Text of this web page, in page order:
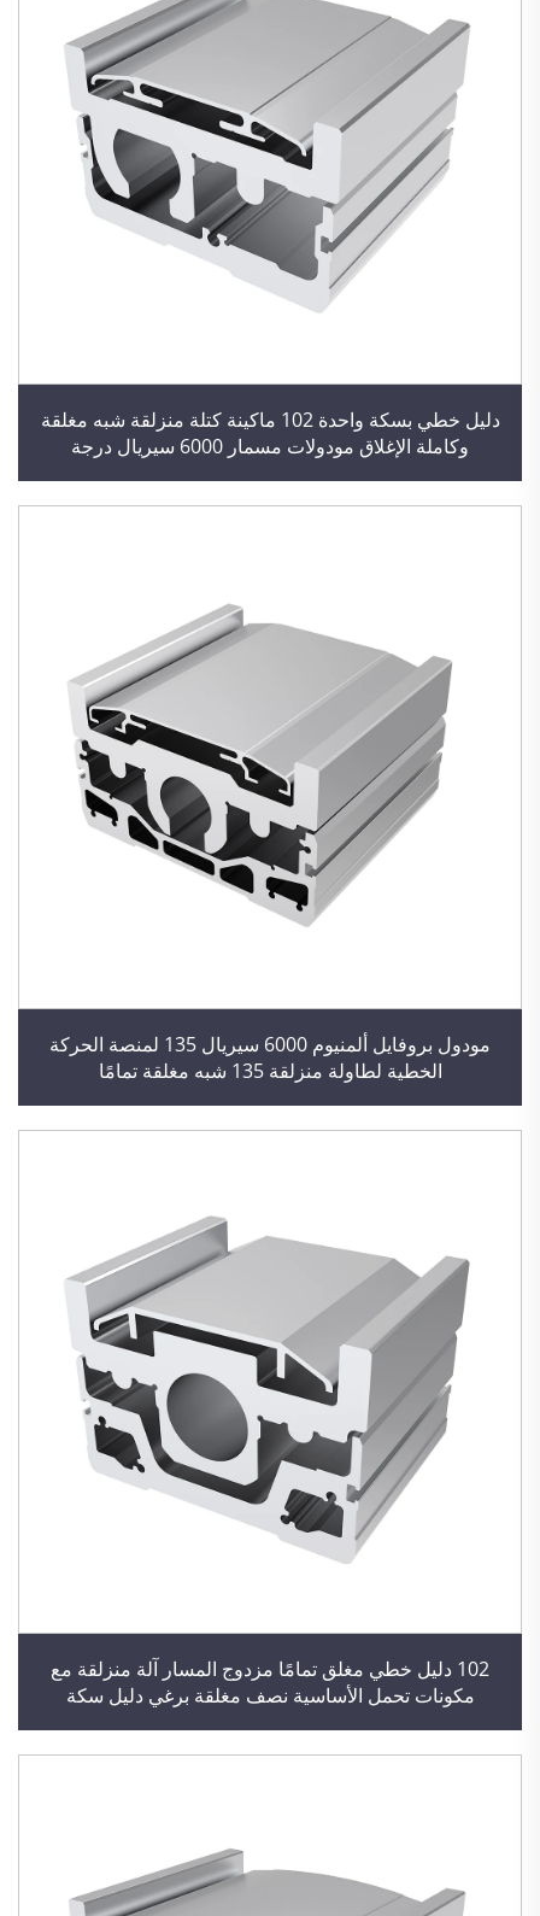
دليل خطي بسكة واحدة 102 ماكينة كتلة منزلقة شبه مغلقة
وكاملة الإغلاق مودولات مسمار 6000 سيريال درجة
مودول بروفايل ألمنيوم 6000 سيريال 135 لمنصة الحركة
الخطية لطاولة منزلقة 135 شبه مغلقة تمامًا
102 دليل خطي مغلق تمامًا مزدوج المسار آلة منزلقة مع
مكونات تحمل الأساسية نصف مغلقة برغي دليل سكة